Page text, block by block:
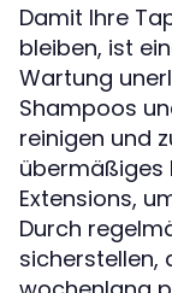
Damit Ihre
bleiben, ist
Wartung
Shampoos
reinigen und
übermäßiges
Extensions,
Durch
sicherstellen,